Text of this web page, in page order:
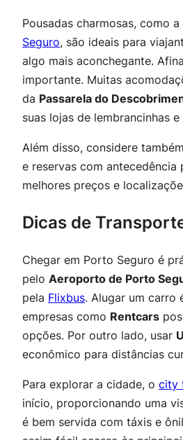
Pousadas charmosas, como a
Seguro, são ideais para
algo mais aconchegante.
importante. Muitas
da Passarela do
suas lojas de lembrancinhas
Além disso, considere
e reservas com antecedência
melhores preços e
Dicas de
Chegar em Porto Seguro é
pelo Aeroporto de Porto
pela Flixbus. Alugar um carro
empresas como Rentcars
opções. Por outro lado, usar
econômico para distâncias
Para explorar a cidade, o city
início, proporcionando uma
é bem servida com táxis e